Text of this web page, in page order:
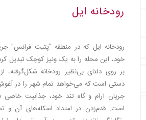
رودخانه ایل
رودخانه ایل که در منطقه "پتیت فرانس"
خود، این محله را به یک ونیز کوچک تبدیل
بر روی دلتای بی‌نظیر رودخانه شکل‌گرفته،
دستی است که می‌خواهد تمام شهر را در آغوش
جریان آرام و گاه تند خود، جذابیت خاصی
است. قدم‌زدن در امتداد اسکله‌های آن و